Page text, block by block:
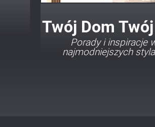
Twój Dom
Porady i inspiracje
najmodniejszych